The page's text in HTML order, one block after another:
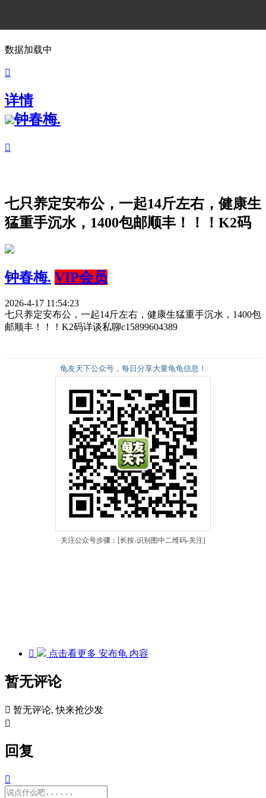
数据加载中

详情
钟春梅.

七只养定安布公，一起14斤左右，健康生
猛重手沉水，1400包邮顺丰！！！K2码
钟春梅. VIP会员
2026-4-17 11:54:23
七只养定安布公，一起14斤左右，健康生猛重手沉水，1400包
邮顺丰！！！K2码详谈私聊c15899604389
龟友天下公众号，每日分享大量龟龟信息！
关注公众号步骤：[长按-识别图中二维码-关注]
 点击看更多 安布龟 内容
暂无评论
 暂无评论, 快来抢沙发

回复
